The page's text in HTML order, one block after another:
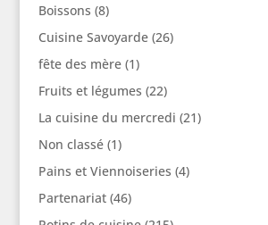
Boissons (8)
Cuisine Savoyarde(26)
fête des mère(1)
Fruits et légumes (22)
La cuisine du mercredi (21)
Non classé(1)
Pains et Viennoiseries (4)
Partenariat(46)